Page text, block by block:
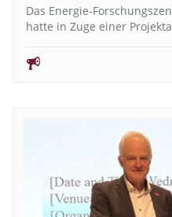
Das Energie-
hatte in Zuge einer